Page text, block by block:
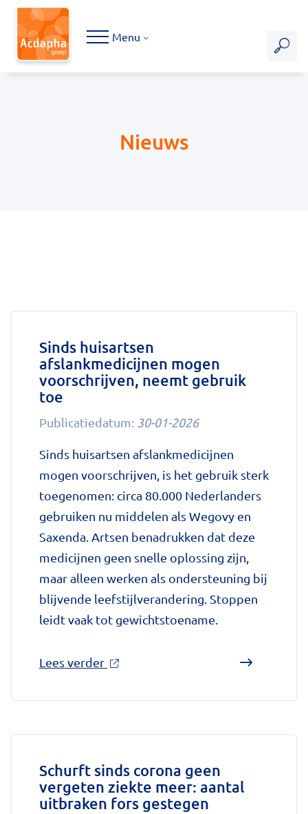
Hoofdmenu
Menu
Nieuws
Sinds huisartsen
afslankmedicijnen mogen
voorschrijven, neemt gebruik
toe
Publicatiedatum: 30-01-2026
Sinds huisartsen afslankmedicijnen
mogen voorschrijven, is het gebruik sterk
toegenomen: circa 80.000 Nederlanders
gebruiken nu middelen als Wegovy en
Saxenda. Artsen benadrukken dat deze
medicijnen geen snelle oplossing zijn,
maar alleen werken als ondersteuning bij
blijvende leefstijlverandering. Stoppen
leidt vaak tot gewichtstoename.
Lees verder over
huisartsen
voorschrijven,
neemt
gebruik
Schurft sinds corona geen
vergeten ziekte meer: aantal
uitbraken fors gestegen